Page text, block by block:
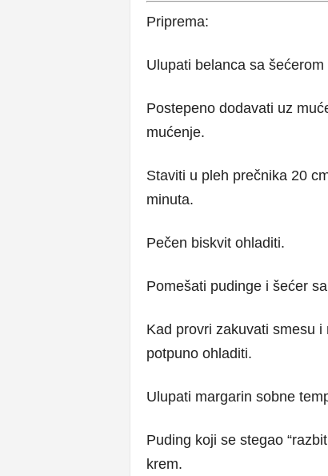
Priprema:
Ulupati belanca sa
Postepeno dodavati uz
mućenje.
Staviti u pleh prečnika 20
minuta.
Pečen biskvit ohladiti.
Pomešati pudinge i šećer
Kad provri zakuvati smesu
potpuno ohladiti.
Ulupati margarin sobne
Puding koji se stegao
krem.